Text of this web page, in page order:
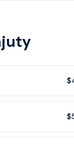
fén,
klimatizaci,